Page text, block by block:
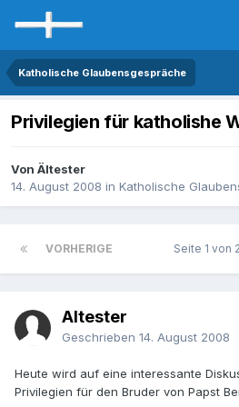
Katholische Glaubensgespräche
Privilegien für katholishe
Von Ältester
14. August 2008 in Katholische
VORHERIGE Seite 1 von 2
Ältester
Geschrieben 14. August 2008
Heute wird auf eine interessante
Privilegien für den Bruder von Papst